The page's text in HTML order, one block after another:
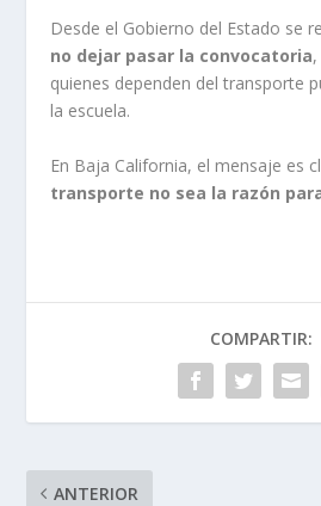
Desde el Gobierno del Estado se
no dejar pasar la convocatoria
quienes dependen del transporte
la escuela.
En Baja California, el mensaje es
transporte no sea la razón
COMPARTIR:
ANTERIOR